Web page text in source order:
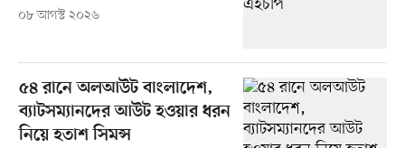
০৮ আগস্ট ২০২৬
৫৪ রানে অলআউট বাংলাদেশ,
ব্যাটসম্যানদের আউট হওয়ার ধরন
নিয়ে হতাশ সিমন্স